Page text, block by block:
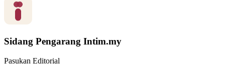
Sidang Pengarang Intim.my
Pasukan Editorial